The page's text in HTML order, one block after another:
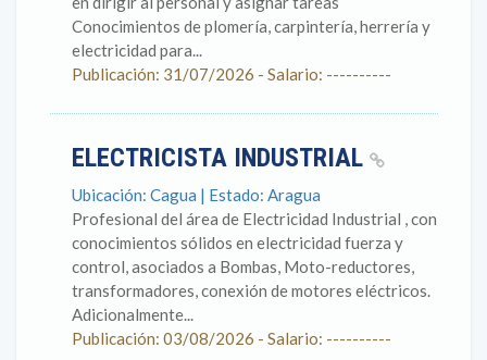
Conocimientos de plomería, carpintería, herrería y
electricidad para...
Publicación: 31/07/2026 - Salario: ----------
ELECTRICISTA INDUSTRIAL
Ubicación: Cagua | Estado: Aragua
Profesional del área de Electricidad Industrial , con
conocimientos sólidos en electricidad fuerza y
control, asociados a Bombas, Moto-reductores,
transformadores, conexión de motores eléctricos.
Adicionalmente...
Publicación: 03/08/2026 - Salario: ----------